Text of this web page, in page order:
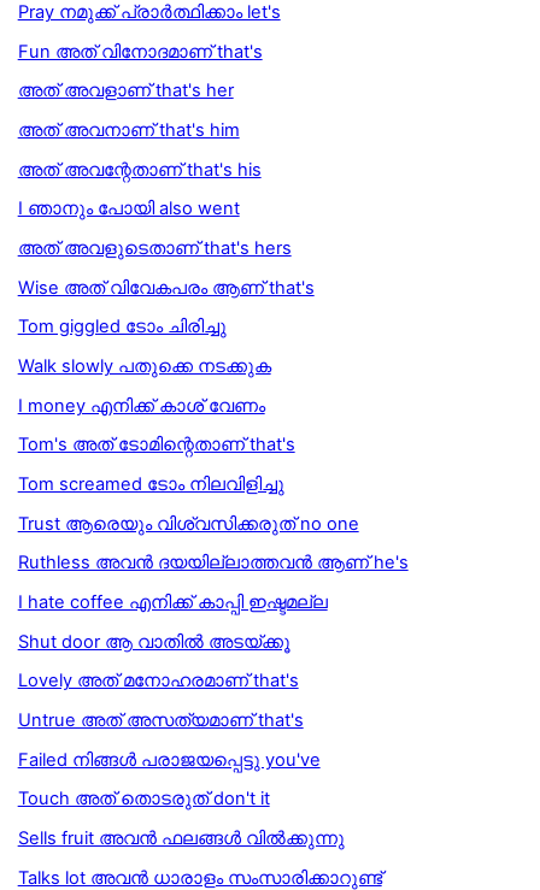
Pray നമുക്ക് പ്രാര്‍ത്ഥിക്കാം let's
Fun അത് വിനോദമാണ്‌ that's
അത് അവളാണ് that's her
അത് അവനാണ് that's him
അത് അവന്റേതാണ് that's his
I ഞാനും പോയി also went
അത് അവളുടെതാണ് that's hers
Wise അത് വിവേകപരം ആണ് that's
Tom giggled ടോം ചിരിച്ചു
Walk slowly പതുക്കെ നടക്കുക
I money എനിക്ക് കാശ് വേണം
Tom's അത് ടോമിന്റെതാണ് that's
Tom screamed ടോം നിലവിളിച്ചു
Trust ആരെയും വിശ്വസിക്കരുത് no one
Ruthless അവന്‍ ദയയില്ലാത്തവന്‍ ആണ് he's
I hate coffee എനിക്ക് കാപ്പി ഇഷ്ടമല്ല
Shut door ആ വാതിൽ അടയ്ക്കൂ
Lovely അത് മനോഹരമാണ് that's
Untrue അത് അസത്യമാണ് that's
Failed നിങ്ങള്‍ പരാജയപ്പെട്ടു you've
Touch അത് തൊടരുത് don't it
Sells fruit അവന്‍ ഫലങ്ങള്‍ വില്‍ക്കുന്നു
Talks lot അവന്‍ ധാരാളം സംസാരിക്കാറുണ്ട്